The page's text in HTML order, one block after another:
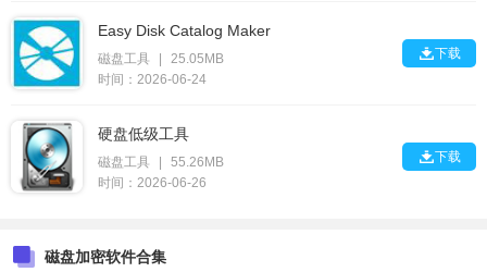
Easy Disk Catalog Maker
磁盘工具
25.05MB
时间：2026-06-24
下载
硬盘低级工具
磁盘工具
55.26MB
时间：2026-06-26
下载
磁盘加密软件合集